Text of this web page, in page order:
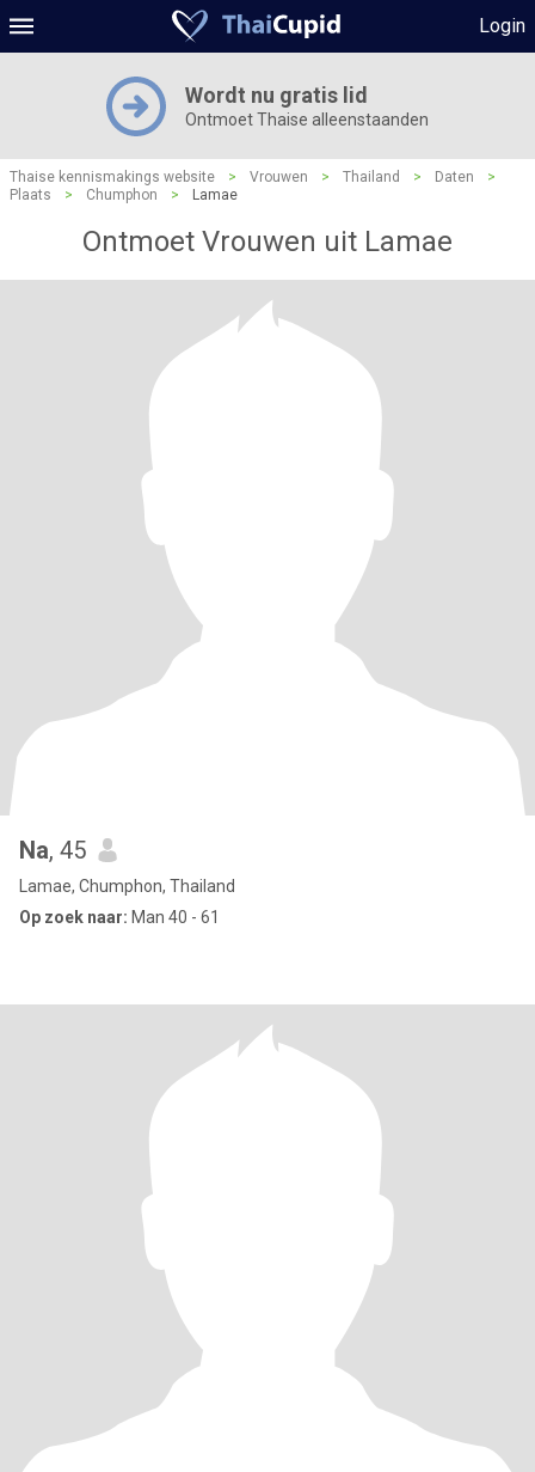
Login
Wordt nu gratis lid
Ontmoet Thaise alleenstaanden
Thaise kennismakings website > Vrouwen > Thailand > Daten
>
Plaats
> Chumphon > Lamae
Ontmoet Vrouwen uit Lamae
Na, 45
Lamae, Chumphon, Thailand
Op zoek naar: Man 40 - 61